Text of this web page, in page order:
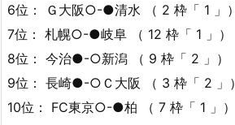
6位： Ｇ大阪○-●清水 （ 2 枠「 1 」）
7位： 札幌○-●岐阜 （ 12 枠「 1 」）
8位： 今治●-○新潟 （ 9 枠「 2 」）
9位： 長崎●-○Ｃ大阪 （ 3 枠「 2 」）
10位： FC東京○-●柏 （ 7 枠「 1 」）